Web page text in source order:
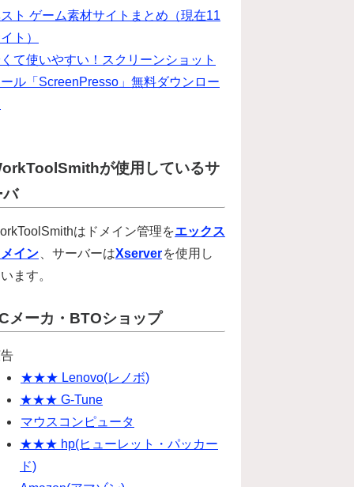
ト ゲーム素材サイトまとめ（現在11
ト）
て使いやすい！スクリーンショット
ル「ScreenPresso」無料ダウンロー
が使用しているサ
バ
はドメイン管理をエックス
イン 、サーバーはXserverを使用し
ます。
メーカ・BTOショップ
★★★ Lenovo(レノボ)
★★★ G-Tune
マウスコンピュータ
★★★ hp(ヒューレット・パッカー
ド)